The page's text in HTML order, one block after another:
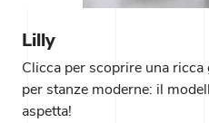
Lilly
Clicca per scoprire una
per stanze moderne: il
aspetta!